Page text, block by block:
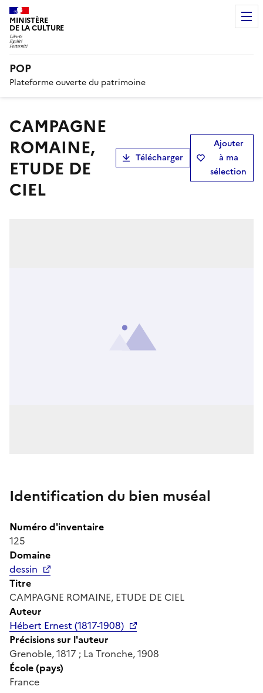
MINISTÈRE
DE LA CULTURE
POP
Plateforme ouverte du patrimoine
CAMPAGNE
ROMAINE,
ETUDE DE
CIEL
Télécharger
Ajouter
à ma
sélection
Identification du bien muséal
Numéro d'inventaire
125
Domaine
dessin
Titre
CAMPAGNE ROMAINE, ETUDE DE CIEL
Auteur
Hébert Ernest (1817-1908)
Précisions sur l'auteur
Grenoble, 1817 ; La Tronche, 1908
École (pays)
France